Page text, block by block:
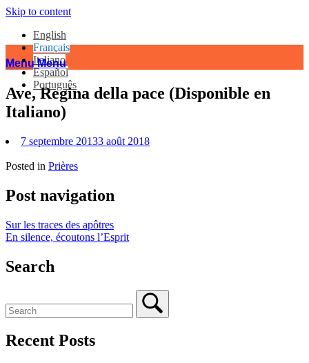
Skip to content
English
Français
Italiano
Español
Português
MenuMenu
Ave, Regina della pace (Disponible en
Italiano)
7 septembre 20133 août 2018
Posted in Prières
Post navigation
Sur les traces des apôtres
En silence, écoutons l’Esprit
Search
Recent Posts